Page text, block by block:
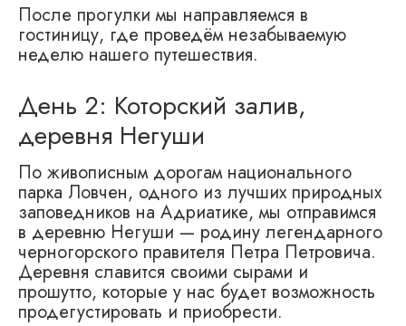
После прогулки мы направляемся в
гостиницу, где проведём незабываемую
неделю нашего путешествия.
День 2: Которский залив,
деревня Негуши
По живописным дорогам национального
парка Ловчен, одного из лучших природных
заповедников на Адриатике, мы отправимся
в деревню Негуши — родину легендарного
черногорского правителя Петра Петровича.
Деревня славится своими сырами и
прошутто, которые у нас будет возможность
продегустировать и приобрести.